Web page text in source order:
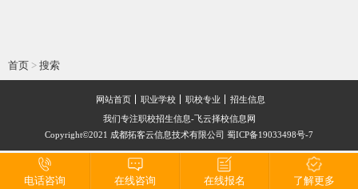
首页 > 搜索
网站首页 职业学校 职校专业
招生信息
我们专注职校招生信息-飞云择校信息网
Copyright©2021 成都拓客云信息技术有限公司 蜀ICP备19033498号-7
电话咨询 在线咨询 在线报名 了解更多